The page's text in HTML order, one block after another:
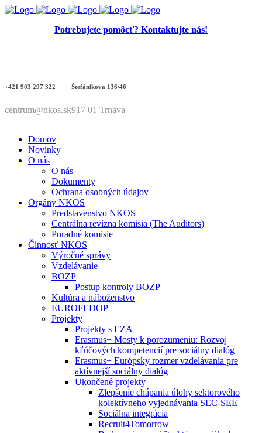
Potrebujete pomôcť? Kontaktujte nás!
+421 903 297 322
centrum@nkos.sk
Štefánikova 136/46
917 01 Trnava
Domov
Novinky
O nás
O nás
Dokumenty
Ochrana osobných údajov
Orgány NKOS
Predstavenstvo NKOS
Centrálna revízna komisia (The Auditors)
Poradné komisie
Činnosť NKOS
Výročné správy
Vzdelávanie
BOZP
Postup kontroly BOZP
Kultúra a náboženstvo
EUROFEDOP
Projekty
Projekty s EZA
Erasmus+ Mosty k porozumeniu: Rozvoj
kľúčových kompetencií pre sociálny dialóg
Erasmus+ Európsky rozmer vzdelávania pre
aktívnejší sociálny dialóg
Ukončené projekty
Zlepšenie chápania úlohy sektorového
kolektívneho vyjednávania SEC-SEE
Sociálna integrácia
Recruit4Tomorrow